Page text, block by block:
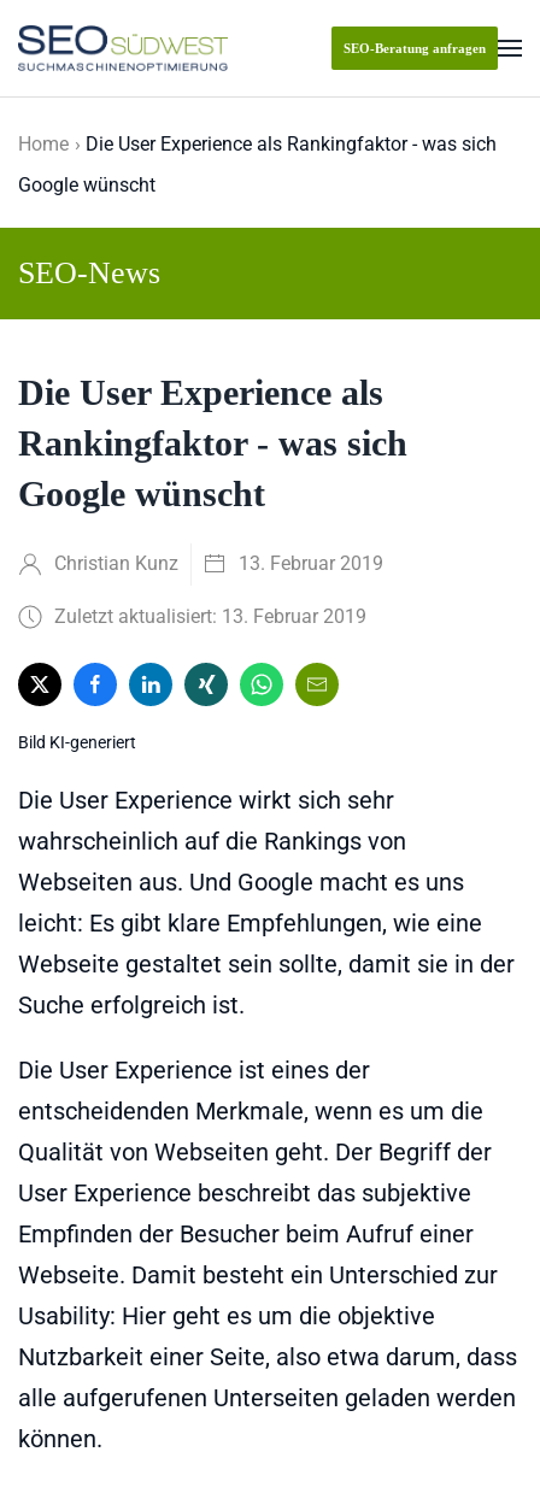
Skip to main content
SEO-Beratung anfragen
Home
Die User Experience als Rankingfaktor - was sich
Google wünscht
SEO-News
Die User Experience als
Rankingfaktor - was sich
Google wünscht
Christian Kunz 13. Februar 2019
Zuletzt aktualisiert: 13. Februar 2019
Bild KI-generiert
Die User Experience wirkt sich sehr
wahrscheinlich auf die Rankings von
Webseiten aus. Und Google macht es uns
leicht: Es gibt klare Empfehlungen, wie eine
Webseite gestaltet sein sollte, damit sie in der
Suche erfolgreich ist.
Die User Experience ist eines der
entscheidenden Merkmale, wenn es um die
Qualität von Webseiten geht. Der Begriff der
User Experience beschreibt das subjektive
Empfinden der Besucher beim Aufruf einer
Webseite. Damit besteht ein Unterschied zur
Usability: Hier geht es um die objektive
Nutzbarkeit einer Seite, also etwa darum, dass
alle aufgerufenen Unterseiten geladen werden
können.